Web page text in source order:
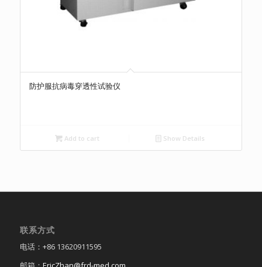
防护服抗病毒穿透性试验仪
Add to cart Show Details
联系方式
电话：+86 13620911595